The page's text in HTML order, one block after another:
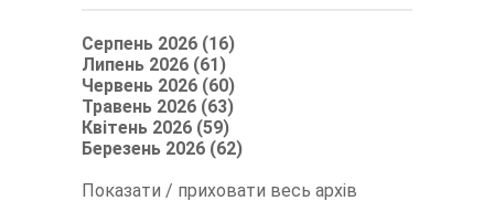
Серпень 2026 (16)
Липень 2026 (61)
Червень 2026 (60)
Травень 2026 (63)
Квітень 2026 (59)
Березень 2026 (62)
Показати / приховати весь архів